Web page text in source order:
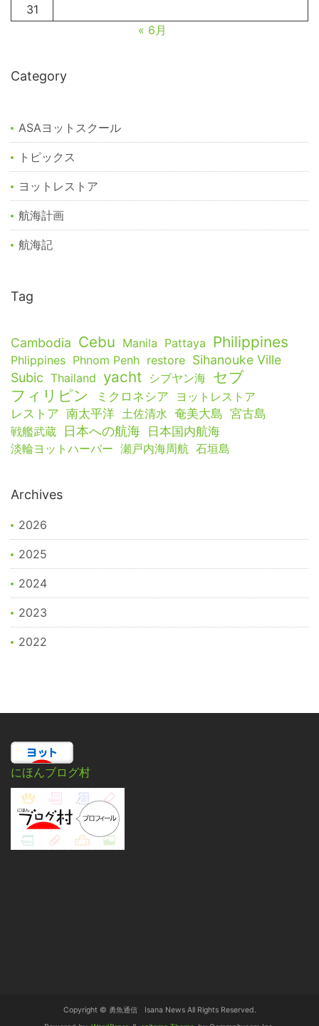
31
« 6月
Category
ASAヨットスクール
トピックス
ヨットレストア
航海計画
航海記
Tag
Cambodia Cebu Manila Pattaya Philippines
Phlippines Phnom Penh restore Sihanouke Ville
Subic Thailand yacht シブヤン海 セブ
フィリピン ミクロネシア
ヨットレストア
レストア 南太平洋 土佐清水 奄美大島 宮古島
戦艦武蔵 日本への航海
日本国内航海
淡輪ヨットハーバー 瀬戸内海周航 石垣島
Archives
2026
2025
2024
2023
2022
にほんブログ村
Copyright © 勇魚通信 Isana News All Rights Reserved.